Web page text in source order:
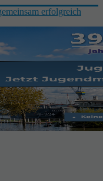
erfolgreich